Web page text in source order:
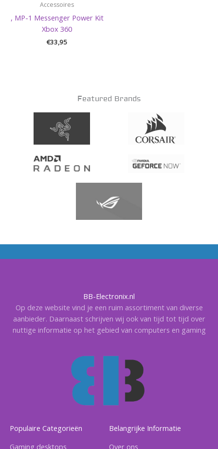
Accessoires
, MP-1 Messenger Power Kit
Xbox 360
€33,95
Featured Brands
BB-Electronix.nl
Op deze website vind je een ruim assortiment van diverse
aanbieder. Daarnaast schrijven wij ook van tijd tot tijd over
nuttige informatie op het gebied van computers en gaming
Populaire Categorieën
Gaming desktops
Belangrijke Informatie
Over ons